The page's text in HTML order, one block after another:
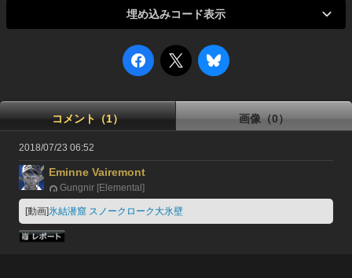
埋め込みコード表示
コメント（1） 画像（0）
2018/07/23 06:52
Eminne Vairemont
Gungnir [Elemental]
[動画]氷結潜窟 スノークローク大氷壁